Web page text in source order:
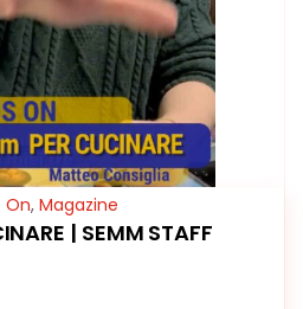
On, Magazine
| SEMM STAFF